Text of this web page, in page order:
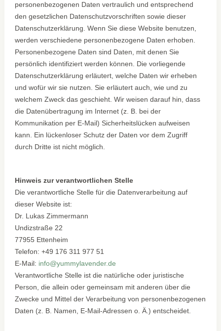
personenbezogenen Daten vertraulich und entsprechend
den gesetzlichen Datenschutzvorschriften sowie dieser
Datenschutzerklärung. Wenn Sie diese Website benutzen,
werden verschiedene personenbezogene Daten erhoben.
Personenbezogene Daten sind Daten, mit denen Sie
persönlich identifiziert werden können. Die vorliegende
Datenschutzerklärung erläutert, welche Daten wir erheben
und wofür wir sie nutzen. Sie erläutert auch, wie und zu
welchem Zweck das geschieht. Wir weisen darauf hin, dass
die Datenübertragung im Internet (z. B. bei der
Kommunikation per E-Mail) Sicherheitslücken aufweisen
kann. Ein lückenloser Schutz der Daten vor dem Zugriff
durch Dritte ist nicht möglich.
Hinweis zur verantwortlichen Stelle
Die verantwortliche Stelle für die Datenverarbeitung auf
dieser Website ist:
Dr. Lukas Zimmermann
Undizstraße 22
77955 Ettenheim
Telefon: +49 176 311 977 51
E-Mail: info@yummylavender.de
Verantwortliche Stelle ist die natürliche oder juristische
Person, die allein oder gemeinsam mit anderen über die
Zwecke und Mittel der Verarbeitung von personenbezogenen
Daten (z. B. Namen, E-Mail-Adressen o. Ä.) entscheidet.